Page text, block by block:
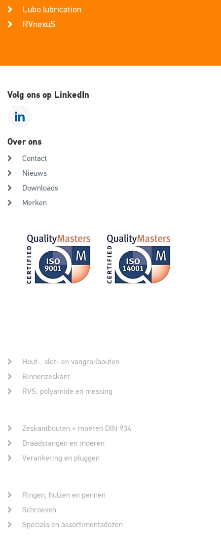
Lubo lubrication
RVnexuS
Volg ons op LinkedIn
Over ons
Contact
Nieuws
Downloads
Merken
Hout-, slot- en vangrailbouten
Binnenzeskant
RVS, polyamide en messing
Zeskantbouten + moeren DIN 934
Draadstangen en moeren
Verankering en pluggen
Ringen, hulzen en pennen
Schroeven
Specials en assortimentsdozen